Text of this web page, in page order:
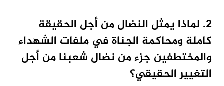
2. لماذا يمثل النضال من أجل الحقيقة
كاملة ومحاكمة الجناة في ملفات الشهداء
والمختطفين جزء من نضال شعبنا من أجل
التغيير الحقيقي؟